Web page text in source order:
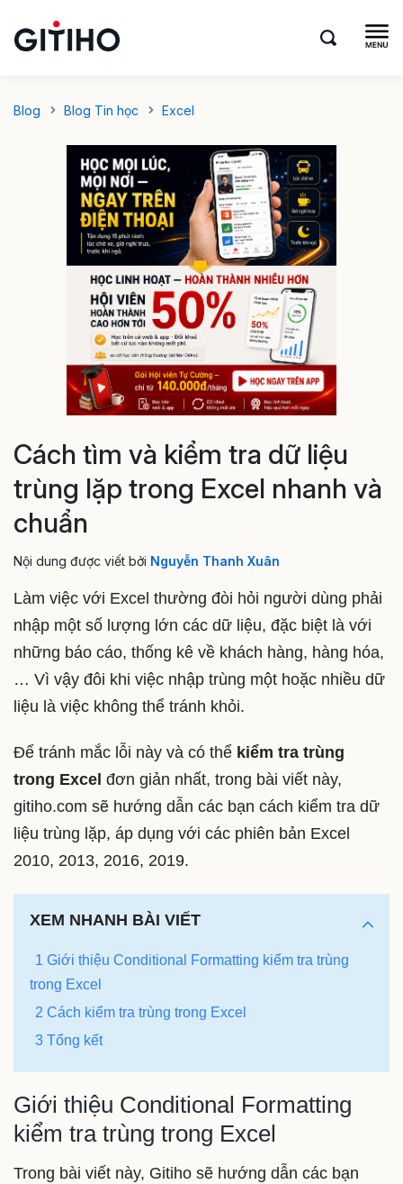
Blog Blog Tin học Excel
Cách tìm và kiểm tra dữ liệu
trùng lặp trong Excel nhanh và
chuẩn
Nội dung được viết bởi Nguyễn Thanh Xuân
Làm việc với Excel thường đòi hỏi người dùng phải
nhập một số lượng lớn các dữ liệu, đặc biệt là với
những báo cáo, thống kê về khách hàng, hàng hóa,
… Vì vậy đôi khi việc nhập trùng một hoặc nhiều dữ
liệu là việc không thể tránh khỏi.
Để tránh mắc lỗi này và có thể kiểm tra trùng
trong Excel đơn giản nhất, trong bài viết này,
gitiho.com sẽ hướng dẫn các bạn cách kiểm tra dữ
liệu trùng lặp, áp dụng với các phiên bản Excel
2010, 2013, 2016, 2019.
XEM NHANH BÀI VIẾT
1 Giới thiệu Conditional Formatting kiểm tra trùng
trong Excel
2 Cách kiểm tra trùng trong Excel
3 Tổng kết
Giới thiệu Conditional Formatting
kiểm tra trùng trong Excel
Trong bài viết này, Gitiho sẽ hướng dẫn các bạn